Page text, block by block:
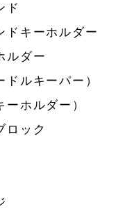
ド
ドキーホルダー
ルダー
ルキーパー）
ホルダー）
ロック